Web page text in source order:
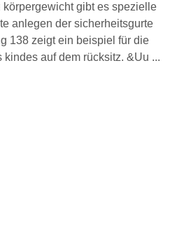
körpergewicht gibt es spezielle
anlegen der sicherheitsgurte
138 zeigt ein beispiel für die
auf dem rücksitz. &Uu ...